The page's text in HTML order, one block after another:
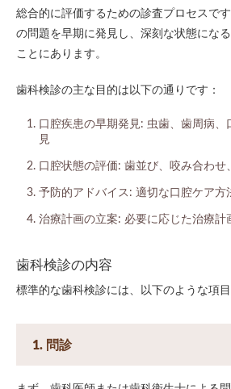
総合的に評価するための診査プロセスで
の問題を早期に発見し、深刻な状態にな
ことにあります。
歯科検診の主な目的は以下の通りです：
口腔疾患の早期発見: 虫歯、歯周病、
見
口腔状態の評価: 歯並び、咬み合わせ
予防的アドバイス: 適切な口腔ケア方
治療計画の立案: 必要に応じた治療計
歯科検診の内容
標準的な歯科検診には、以下のような項
1. 問診